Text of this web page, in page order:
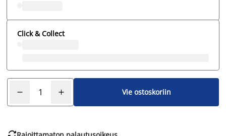
Click & Collect
Vie ostoskoriin
